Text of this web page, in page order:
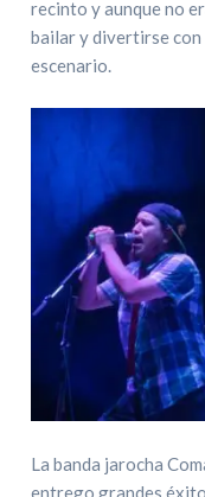
recinto y aunque no
bailar y divertirse con
escenario.
La banda jarocha
entrego grandes